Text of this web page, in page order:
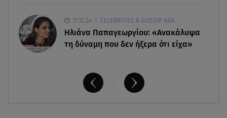
17.12.24 CELEBRITIES & GOSSIP ΝΕΑ
Ηλιάνα Παπαγεωργίου: «Ανακάλυψα
τη δύναμη που δεν ήξερα ότι είχα»